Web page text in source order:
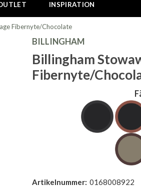
INSPIRATION
Fibernyte/Chocolate
BILLINGHAM
Billingham
Fibernyte/
Artikelnummer: 0168008922